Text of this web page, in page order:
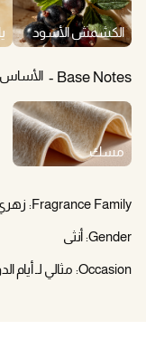
الكشمش الأسود
Base Notes الأساس
مسك
Fragrance Family:
Gender: أنثى
Occasion: مثالي لـ أيام